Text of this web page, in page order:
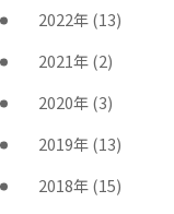
2022年(13)
2021年(2)
2020年(3)
2019年(13)
2018年(15)